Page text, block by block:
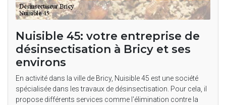
Nuisible 45: votre entreprise de
désinsectisation à Bricy et ses
environs
En activité dans la ville de Bricy, Nuisible 45 est une société
spécialisée dans les travaux de désinsectisation. Pour cela, il
propose différents services comme l'élimination contre la